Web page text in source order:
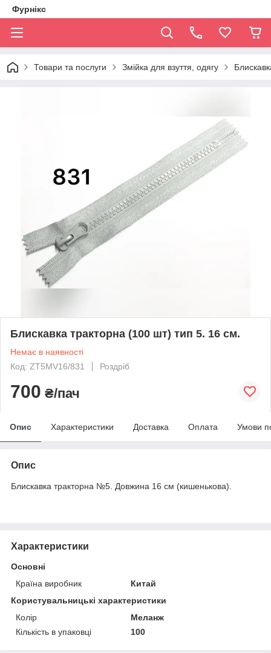
Фурнікс
Товари та послуги Змійка для взуття, одягу
Блискавка тракторна (100 шт) тип 5. 16 см.
Немає в наявності
Код: ZT5MV16/831
Роздріб
700 ₴/пач
Опис Характеристики Доставка Оплата Умови
Опис
Блискавка тракторна №5. Довжина 16 см (кишенькова).
Характеристики
Основні
Країна виробник
Китай
Користувальницькі характеристики
Колір
Меланж
Кількість в упаковці
100